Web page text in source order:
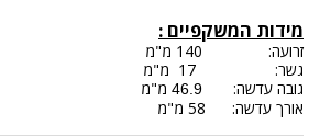
מידות המשקפיים :
זרועה: 140 מ"מ
גשר: 17 מ"מ
גובה עדשה:
מ"מ
אורך עדשה: 58 מ"מ